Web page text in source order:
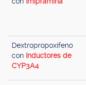
Dextropropoxifeno
con Inductores de
CYP3A4